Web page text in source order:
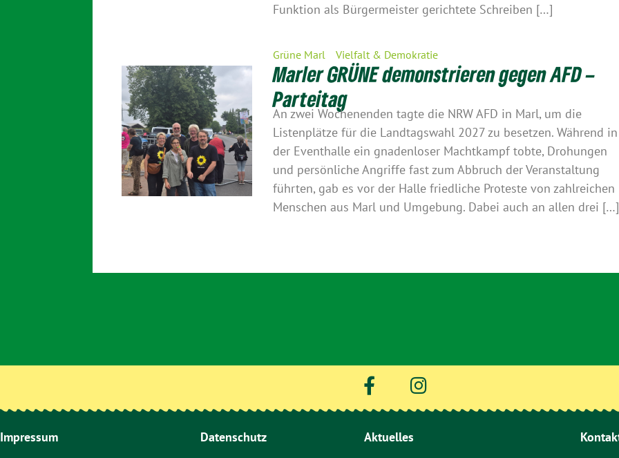
Funktion als Bürgermeister gerichtete Schreiben […]
Grüne Marl Vielfalt & Demokratie
Marler GRÜNE demonstrieren gegen AFD –
Parteitag
An zwei Wochenenden tagte die NRW AFD in Marl, um die
Listenplätze für die Landtagswahl 2027 zu besetzen. Während in
der Eventhalle ein gnadenloser Machtkampf tobte, Drohungen
und persönliche Angriffe fast zum Abbruch der Veranstaltung
führten, gab es vor der Halle friedliche Proteste von zahlreichen
Menschen aus Marl und Umgebung. Dabei auch an allen drei […]
Impressum Datenschutz Aktuelles